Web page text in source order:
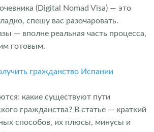
(Digital Nomad Visa) — это
спешу вас разочаровать.
— вполне реальная часть процесса,
готовым.
гражданство Испании
какие существуют пути
гражданства? В статье — краткий
способов, их плюсы, минусы и